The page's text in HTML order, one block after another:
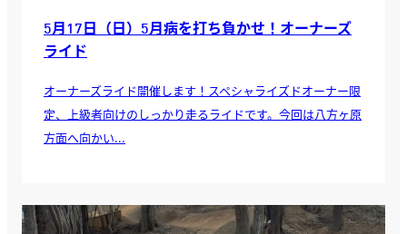
5月17日（日）5月病を打ち負かせ！オーナーズ
ライド
オーナーズライド開催します！スペシャライズドオーナー限
定、上級者向けのしっかり走るライドです。今回は八方ヶ原
方面へ向かい...